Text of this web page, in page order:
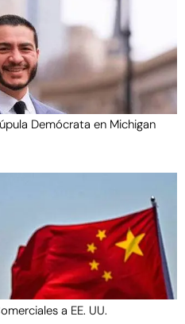
Demócrata en Michigan
a EE. UU.